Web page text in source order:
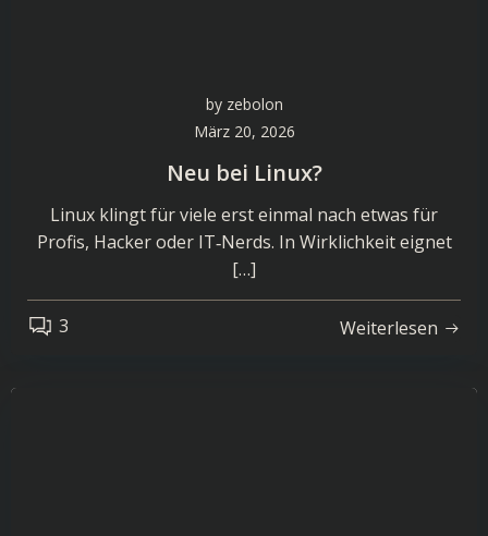
by zebolon
März 20, 2026
Neu bei Linux?
Linux klingt für viele erst einmal nach etwas für
Profis, Hacker oder IT‑Nerds. In Wirklichkeit eignet
[…]
3 Weiterlesen